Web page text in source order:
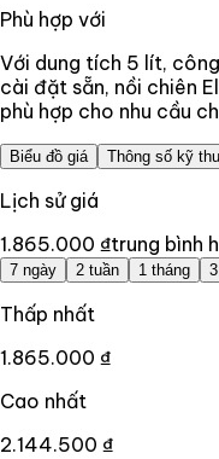
Phù hợp với
Với dung tích 5 lít,
cài đặt sẵn, nồi chiên
phù hợp cho nhu cầu
Biểu đồ giá Thông số kỹ
Lịch sử giá
1.865.000 ₫trung bình
7 ngày 2 tuần 1 tháng
Thấp nhất
1.865.000 ₫
Cao nhất
2.144.500 ₫